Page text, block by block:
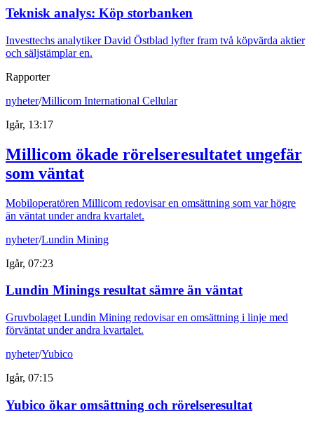
Teknisk analys: Köp storbanken
Investtechs analytiker David Östblad lyfter fram två köpvärda aktier
och säljstämplar en.
Rapporter
nyheter/Millicom International Cellular
Igår, 13:17
Millicom ökade rörelseresultatet ungefär
som väntat
Mobiloperatören Millicom redovisar en omsättning som var högre
än väntat under andra kvartalet.
nyheter/Lundin Mining
Igår, 07:23
Lundin Minings resultat sämre än väntat
Gruvbolaget Lundin Mining redovisar en omsättning i linje med
förväntat under andra kvartalet.
nyheter/Yubico
Igår, 07:15
Yubico ökar omsättning och rörelseresultat